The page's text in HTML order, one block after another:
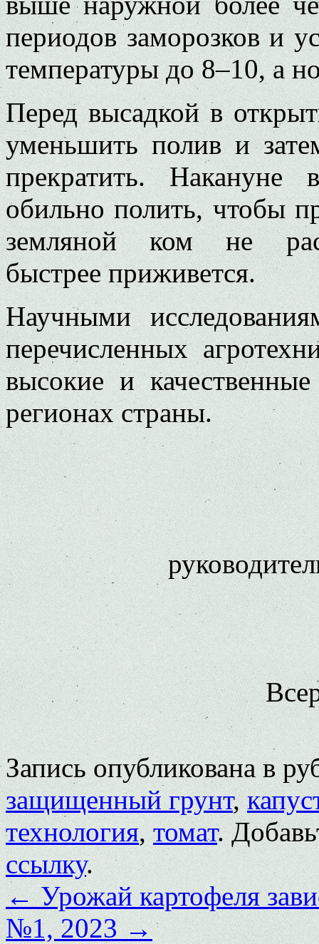
периодов заморозков и
температуры до 8–10, а
Перед высадкой в
уменьшить полив и
прекратить. Накануне
обильно полить, чтобы
земляной ком не
быстрее приживется.
Научными
перечисленных
высокие и
регионах страны.
Запись опубликована в
защищенный грунт,
технология,томат.
ссылку.
←Урожай картофеля
№1, 2023→